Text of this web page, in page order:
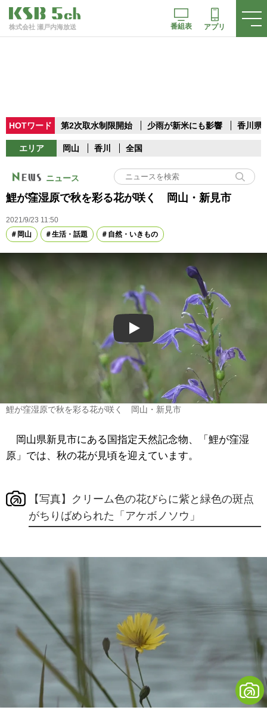
株式会社 瀬戸内海放送 番組表 アプリ
HOTワード 第2次取水制限開始 少雨が新米にも影響 香川県
エリア 岡山 香川 全国
ニュース
鯉が窪湿原で秋を彩る花が咲く 岡山・新見市
2021/9/23 11:50
岡山
生活・話題 自然・いきもの
Play
鯉が窪湿原で秋を彩る花が咲く 岡山・新見市
岡山県新見市にある国指定天然記念物、「鯉が窪湿
原」では、秋の花が見頃を迎えています。
【写真】クリーム色の花びらに紫と緑色の斑点
がちりばめられた「アケボノソウ」